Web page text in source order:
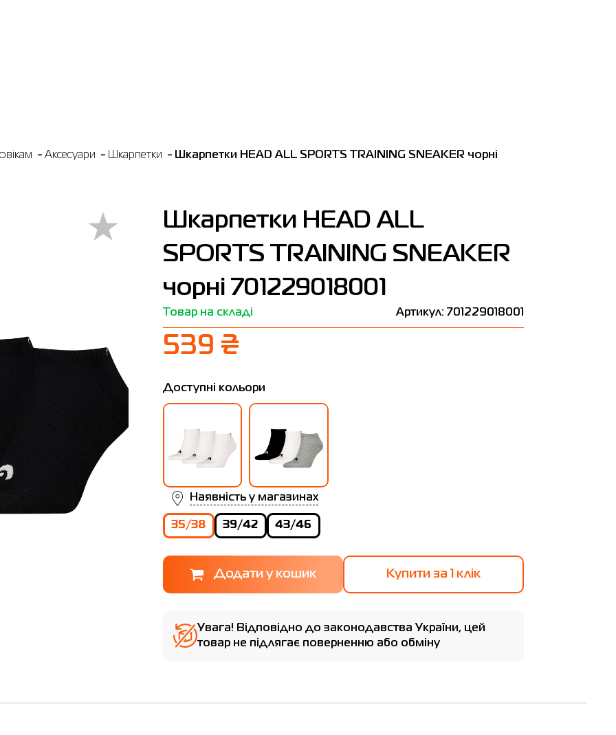
Аксесуари Шкарпетки Шкарпетки HEAD ALL SPORTS TRAINING SNEAKER чорні
Шкарпетки HEAD ALL
SPORTS TRAINING SNEAKER
чорні 701229018001
Товар на складі Артикул: 701229018001
539 ₴
Доступні кольори
Наявність у магазинах
35/38 39/42 43/46
Купити за 1 клiк
Увага! Відповідно до законодавства України, цей
товар не підлягає поверненню або обміну